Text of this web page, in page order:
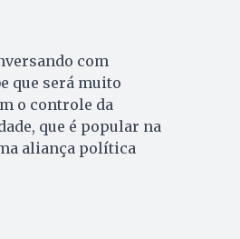
com
que será muito
o controle da
que é popular na
aliança política